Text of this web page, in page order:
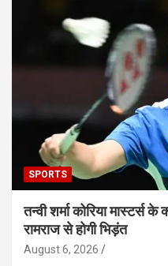
SPORTS
तन्वी शर्मा कोरिया मास्टर्स के
रामराज से होगी भिड़ंत
August 6, 2026